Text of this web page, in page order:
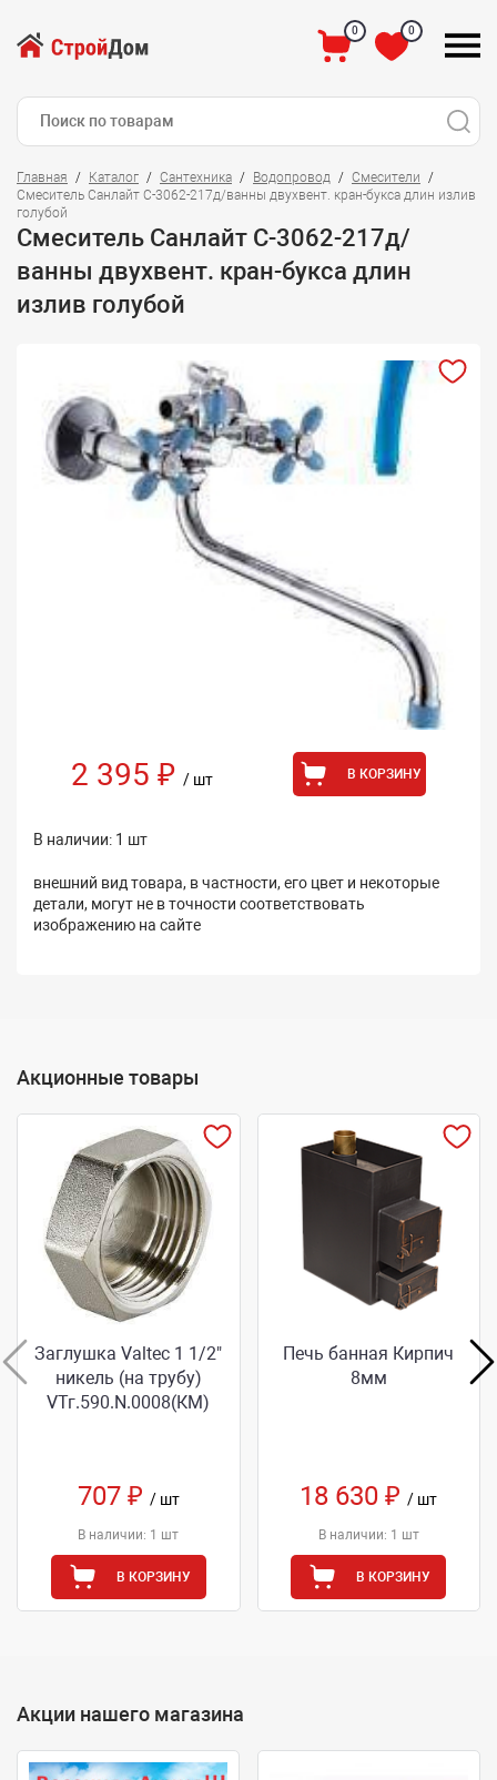
0 0
Главная Каталог Сантехника Водопровод
Смесители
Смеситель Санлайт C-3062-217д/ванны двухвент. кран-букса длин излив
голубой
Смеситель Санлайт C-3062-217д/
ванны двухвент. кран-букса длин
излив голубой
2 395 ₽ / шт В КОРЗИНУ
В наличии: 1 шт
внешний вид товара, в частности, его цвет и некоторые
детали, могут не в точности соответствовать
изображению на сайте
Акционные товары
Заглушка Valtec 1 1/2"
никель (на трубу)
VТг.590.N.0008(КМ)
707 ₽ / шт
В наличии: 1 шт
В КОРЗИНУ
Печь банная Кирпич
8мм
18 630 ₽/ шт
В наличии: 1 шт
В КОРЗИНУ
Акции нашего магазина